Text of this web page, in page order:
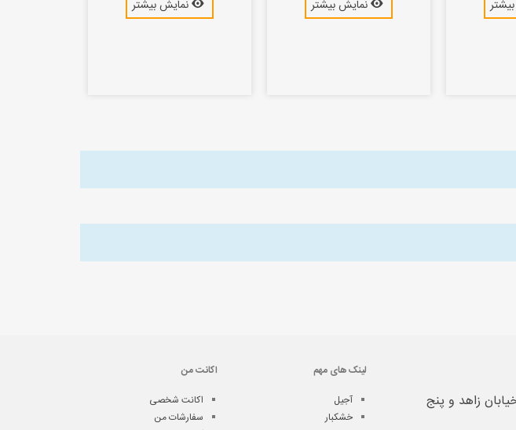
نمایش بیشتر
نمایش بیشتر
اکانت من
اکانت شخصی
سفارشات من
لینک های مهم
آجیل
خشکبار
زاهد و پنج